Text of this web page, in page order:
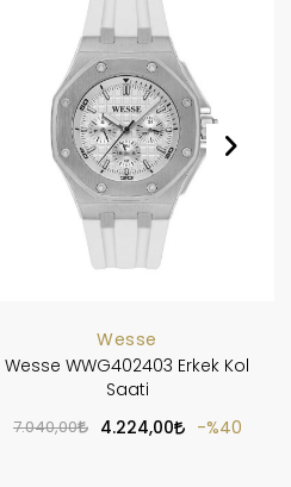
Wesse
Wesse WWG402403 Erkek Kol
Saati
7.040,00 4.224,00 %40